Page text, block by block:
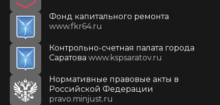
Фонд капитального ремонта
www.fkr64.ru
Контрольно-счетная палата города
Саратова www.kspsaratov.ru
Нормативные правовые акты в
Российской Федерации
pravo.minjust.ru